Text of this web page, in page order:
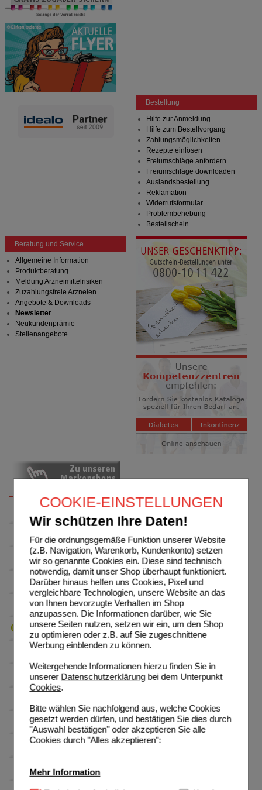
COOKIE-EINSTELLUNGEN
Wir schützen Ihre Daten!
Für die ordnungsgemäße Funktion unserer Website
(z.B. Navigation, Warenkorb, Kundenkonto) setzen
wir so genannte Cookies ein. Diese sind technisch
notwendig, damit unser Shop überhaupt funktioniert.
Darüber hinaus helfen uns Cookies, Pixel und
vergleichbare Technologien, unsere Website an das
von Ihnen bevorzugte Verhalten im Shop
anzupassen. Die Informationen darüber, wie Sie
unsere Seiten nutzen, setzen wir ein, um den Shop
zu optimieren oder z.B. auf Sie zugeschnittene
Werbung einblenden zu können.
Weitergehende Informationen hierzu finden Sie in
unserer Datenschutzerklärungbei dem Unterpunkt
Cookies.
Bitte wählen Sie nachfolgend aus, welche Cookies
gesetzt werden dürfen, und bestätigen Sie dies durch
"Auswahl bestätigen" oder akzeptieren Sie alle
Cookies durch "Alles akzeptieren":
Mehr Information
Bestellung
Hilfe zur Anmeldung
Hilfe zum Bestellvorgang
Zahlungsmöglichkeiten
Rezepte einlösen
Freiumschläge anfordern
Freiumschläge downloaden
Auslandsbestellung
Reklamation
Widerrufsformular
Problembehebung
Bestellschein
Beratung und Service
Allgemeine Information
Produktberatung
Meldung Arzneimittelrisiken
Zuzahlungsfreie Arzneien
Angebote & Downloads
Newsletter
Neukundenprämie
Stellenangebote